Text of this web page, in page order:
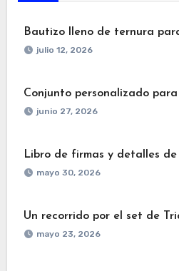
Bautizo lleno de ternura
julio 12, 2026
Conjunto personalizado
junio 27, 2026
Libro de firmas y detalles de
mayo 30, 2026
Un recorrido por el set de
mayo 23, 2026